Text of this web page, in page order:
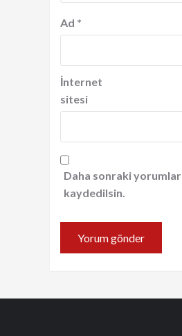
Ad *
İnternet
sitesi
Daha sonraki
kaydedilsin.